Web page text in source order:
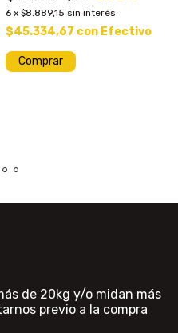
6 x $8.889,15 sin interés
$45.334,67 con Efectivo
Comprar
de 20kg y/o midan más
previo a la compra